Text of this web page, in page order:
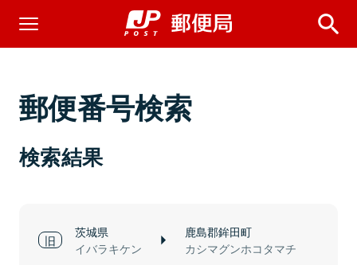
郵便番号検索
検索結果
茨城県
イバラキケン
鹿島郡鉾田町
カシマグンホコタマチ